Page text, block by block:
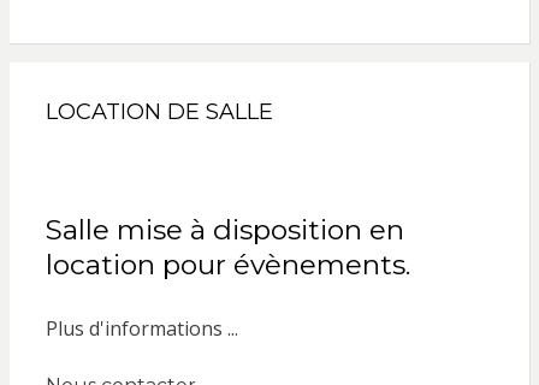
LOCATION DE SALLE
Salle mise à disposition en
location pour évènements.
Plus d'informations ...